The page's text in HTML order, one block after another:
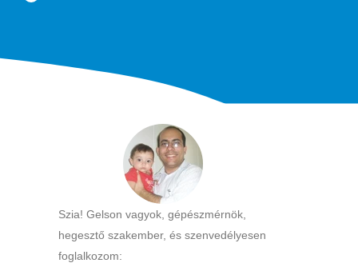
Szia! Gelson vagyok, gépészmérnök,
hegesztő szakember, és szenvedélyesen
foglalkozom: